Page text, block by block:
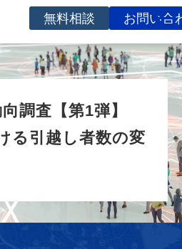
無料相談 お問い合
ビスを探す
事例
立ち資料
コラム
企業情報
調査【第1弾】
る引越し者数の変